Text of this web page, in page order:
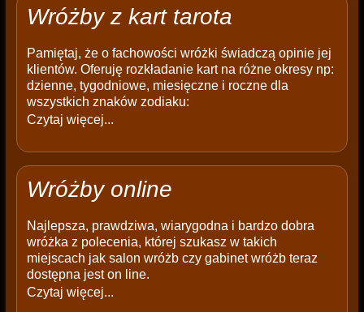
Wróżby z kart tarota
Pamiętaj, że o fachowości wróżki świadczą opinie jej
klientów. Oferuję rozkładanie kart na różne okresy np:
dzienne, tygodniowe, miesięczne i roczne dla
wszystkich znaków zodiaku:
Czytaj więcej...
Wróżby online
Najlepsza, prawdziwa, wiarygodna i bardzo dobra
wróżka z polecenia, której szukasz w takich
miejscach jak salon wróżb czy gabinet wróżb teraz
dostępna jest on line.
Czytaj więcej...